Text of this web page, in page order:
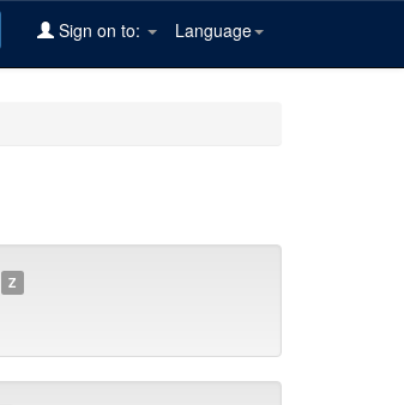
Language
Sign on to:
Z